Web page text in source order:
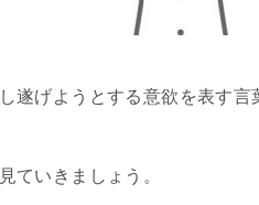
遂げようとする意欲を表す言
ていきましょう。